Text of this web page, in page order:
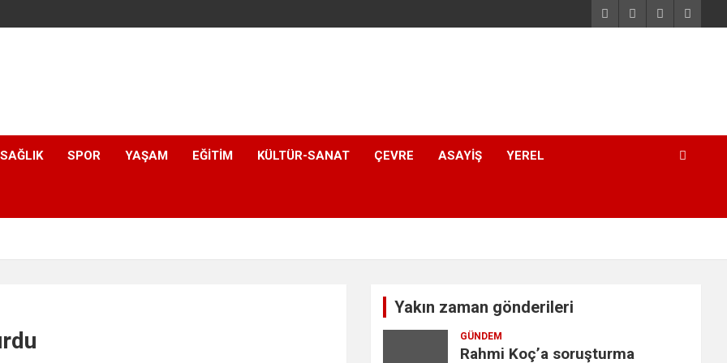
SAĞLIK SPOR YAŞAM EĞITIM KÜLTÜR-SANAT ÇEVRE ASAYIŞ YEREL
Yakın zaman gönderileri
GÜNDEM
Rahmi Koç’a soruşturma